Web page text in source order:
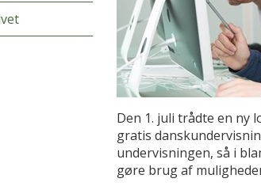
Den 1. juli trådte en ny
gratis
undervisningen, så i
gøre brug af